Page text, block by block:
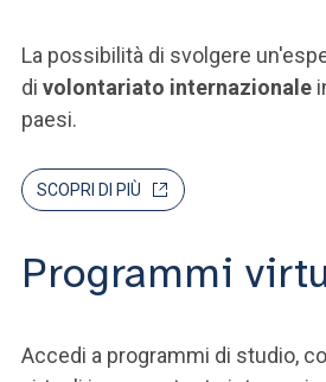
La possibilità di svolgere
di volontariato internazionale
paesi.
SCOPRI DI PIÙ
Programmi
Accedi a programmi di studio,